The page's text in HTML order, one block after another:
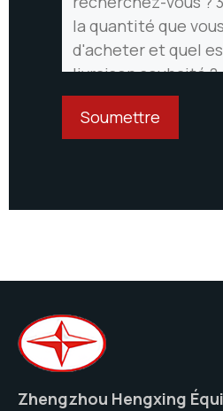
Zhengzhou Hengxing